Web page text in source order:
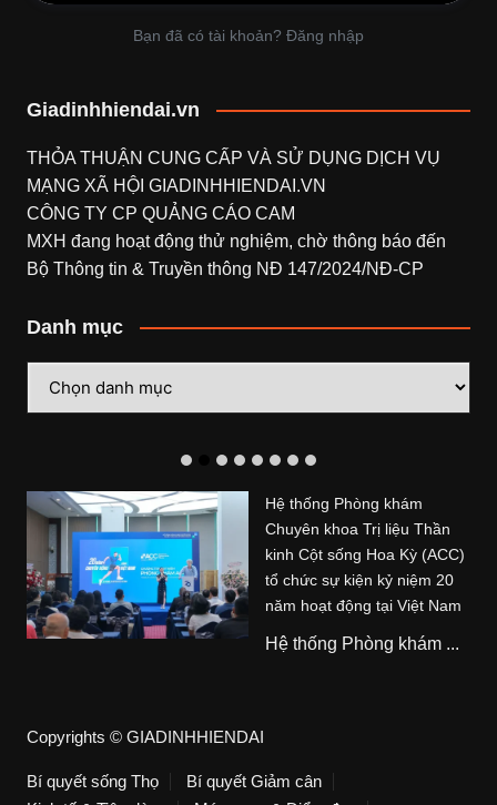
Bạn đã có tài khoản? Đăng nhập
Giadinhhiendai.vn
THỎA THUẬN CUNG CẤP VÀ SỬ DỤNG DỊCH VỤ
MẠNG XÃ HỘI GIADINHHIENDAI.VN
CÔNG TY CP QUẢNG CÁO CAM
MXH đang hoạt động thử nghiệm, chờ thông báo đến
Bộ Thông tin & Truyền thông NĐ 147/2024/NĐ-CP
Danh mục
mục
Hệ thống Phòng khám
Chuyên khoa Trị liệu Thần
kinh Cột sống Hoa Kỳ (ACC)
tổ chức sự kiện kỷ niệm 20
năm hoạt động tại Việt Nam
Hệ thống Phòng khám ...
Copyrights © GIADINHHIENDAI
Bí quyết sống Thọ
Bí quyết Giảm cân